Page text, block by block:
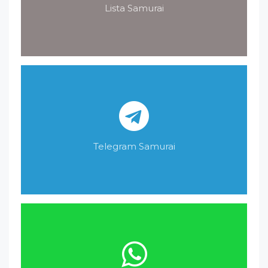
Lista Samurai
Telegram Samurai